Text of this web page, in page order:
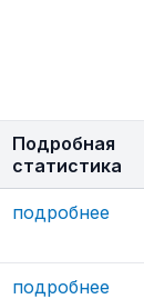
Подробная
статистика
подробнее
подробнее